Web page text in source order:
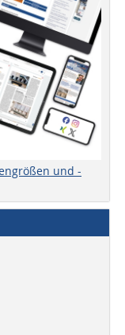
und -